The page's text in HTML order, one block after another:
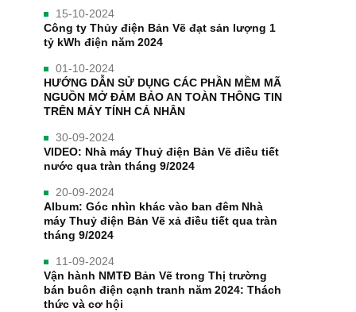
15-10-2024
Công ty Thủy điện Bản Vẽ đạt sản lượng 1
tỷ kWh điện năm 2024
01-10-2024
HƯỚNG DẪN SỬ DỤNG CÁC PHẦN MỀM MÃ
NGUỒN MỞ ĐẢM BẢO AN TOÀN THÔNG TIN
TRÊN MÁY TÍNH CÁ NHÂN
30-09-2024
VIDEO: Nhà máy Thuỷ điện Bản Vẽ điều tiết
nước qua tràn tháng 9/2024
20-09-2024
Album: Góc nhìn khác vào ban đêm Nhà
máy Thuỷ điện Bản Vẽ xả điều tiết qua tràn
tháng 9/2024
11-09-2024
Vận hành NMTĐ Bản Vẽ trong Thị trường
bán buôn điện cạnh tranh năm 2024: Thách
thức và cơ hội